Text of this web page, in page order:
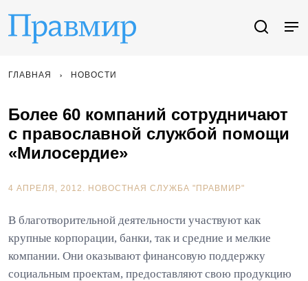
ГЛАВНАЯ НОВОСТИ
Более 60 компаний сотрудничают
с православной службой помощи
«Милосердие»
4 АПРЕЛЯ, 2012. НОВОСТНАЯ СЛУЖБА "ПРАВМИР"
В благотворительной деятельности участвуют как
крупные корпорации, банки, так и средние и мелкие
компании. Они оказывают финансовую поддержку
социальным проектам, предоставляют свою продукцию